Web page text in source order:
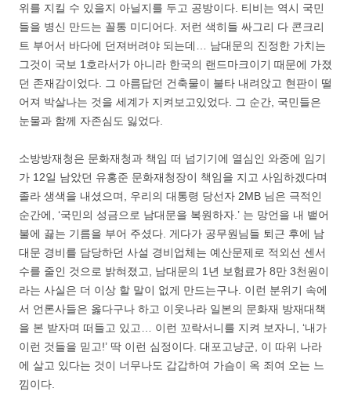
위를 지킬 수 있을지 아닐지를 두고 공방이다. 티비는 역시 국민
들을 병신 만드는 꼴통 미디어다. 저런 색히들 싸그리 다 콘크리
트 부어서 바다에 던져버려야 되는데… 남대문의 진정한 가치는
그것이 국보 1호라서가 아니라 한국의 랜드마크이기 때문에 가졌
던 존재감이었다. 그 아름답던 건축물이 불타 내려앉고 현판이 떨
어져 박살나는 것을 세계가 지켜보고있었다. 그 순간, 국민들은
눈물과 함께 자존심도 잃었다.
소방방재청은 문화재청과 책임 떠 넘기기에 열심인 와중에 임기
가 12일 남았던 유홍준 문화재청장이 책임을 지고 사임하겠다며
졸라 생색을 내셨으며, 우리의 대통령 당선자 2MB 님은 극적인
순간에, ‘국민의 성금으로 남대문을 복원하자.’ 는 망언을 내 뱉어
불에 끓는 기름을 부어 주셨다. 게다가 공무원님들 퇴근 후에 남
대문 경비를 담당하던 사설 경비업체는 예산문제로 적외선 센서
수를 줄인 것으로 밝혀졌고, 남대문의 1년 보험료가 8만 3천원이
라는 사실은 더 이상 할 말이 없게 만드는구나. 이런 분위기 속에
서 언론사들은 옳다구나 하고 이웃나라 일본의 문화재 방재대책
을 본 받자며 떠들고 있고… 이런 꼬락서니를 지켜 보자니, ‘내가
이런 것들을 믿고!’ 딱 이런 심정이다. 대포고냥군, 이 따위 나라
에 살고 있다는 것이 너무나도 갑갑하여 가슴이 옥 죄여 오는 느
낌이다.